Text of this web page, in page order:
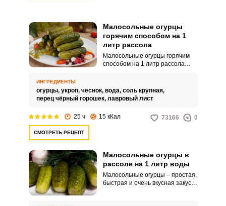
Малосольные огурцы
горячим способом на 1
литр рассола
Малосольные огурцы горячим
способом на 1 литр рассола
которую можно приготовить
горячим и холодным способом.
ИНГРЕДИЕНТЫ
огурцы, укроп, чеснок, вода, соль крупная,
перец чёрный горошек, лавровый лист
25 ч 15 кКал 73166 0
СМОТРЕТЬ РЕЦЕПТ
Малосольные огурцы в
рассоле на 1 литр воды
Малосольные огурцы – простая,
быстрая и очень вкусная закуска